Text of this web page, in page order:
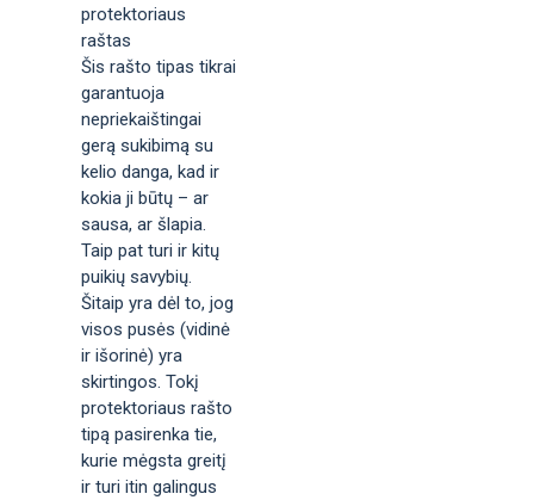
protektoriaus
raštas
Šis rašto tipas tikrai
garantuoja
nepriekaištingai
gerą sukibimą su
kelio danga, kad ir
kokia ji būtų – ar
sausa, ar šlapia.
Taip pat turi ir kitų
puikių savybių.
Šitaip yra dėl to, jog
visos pusės (vidinė
ir išorinė) yra
skirtingos. Tokį
protektoriaus rašto
tipą pasirenka tie,
kurie mėgsta greitį
ir turi itin galingus